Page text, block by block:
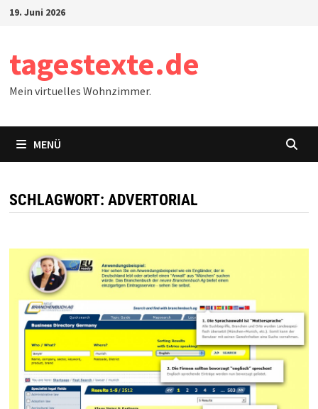
Zum19. Juni 2026
tagestexte.de
Mein virtuelles Wohnzimmer.
MENÜ
SCHLAGWORT: ADVERTORIAL